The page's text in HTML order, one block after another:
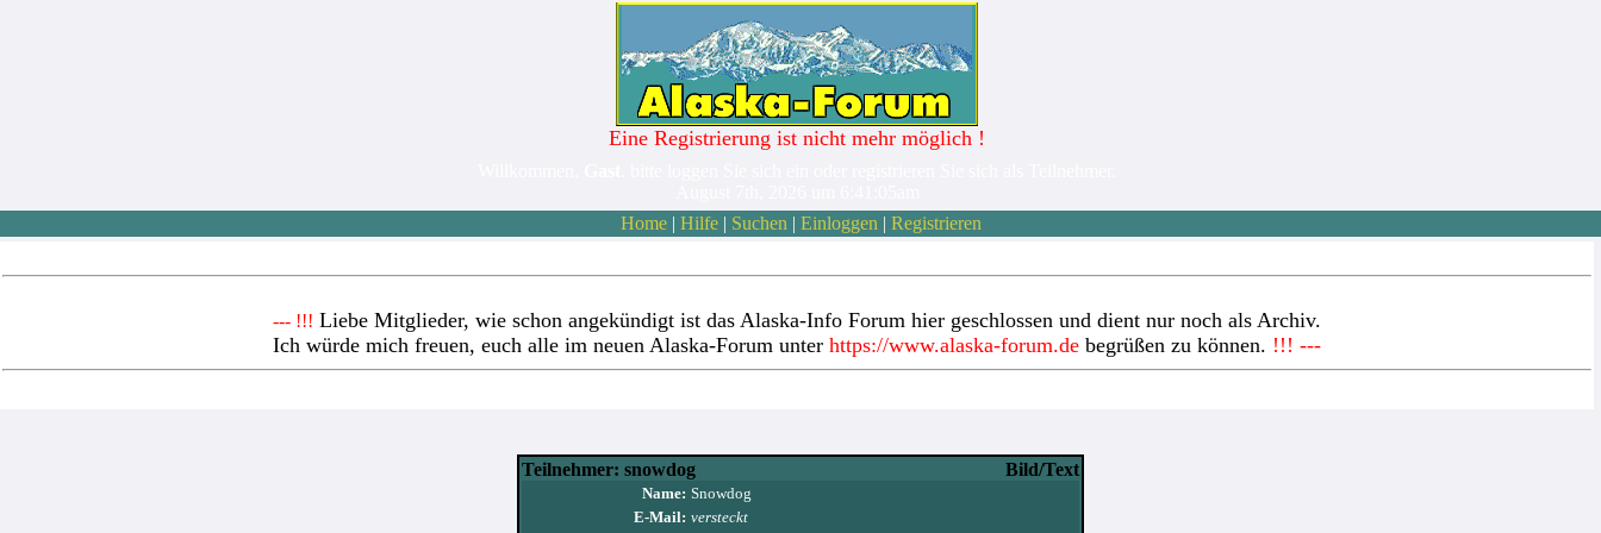
Eine Registrierung ist nicht mehr möglich !
Home| Hilfe| Suchen | Einloggen | Registrieren
--- !!! Liebe Mitglieder, wie schon angekündigt ist das Alaska-Info Forum hier geschlossen und dient nur noch als Archiv.
Ich würde mich freuen, euch alle im neuen Alaska-Forum unter https://www.alaska-forum.de begrüßen zu können. !!! ---
Teilnehmer: snowdog Bild/Text
Name: Snowdog
E-Mail: versteckt